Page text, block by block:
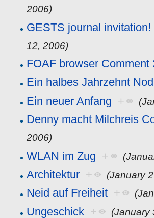
2006)
GESTS journal
12, 2006)
FOAF browser Comment
Ein halbes Jahrzehnt
Ein neuer Anfang +
Denny macht Milchreis
2006)
WLAN im Zug +
Architektur + (January
Neid auf Freiheit +
Ungeschick + (January